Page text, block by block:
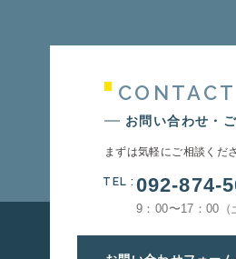
CONTACT
お問い合わせ・
まずは気軽にご相談くださ
TEL : 092-874-
9：00〜17：00（